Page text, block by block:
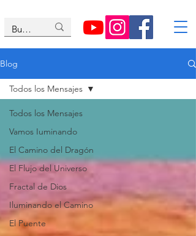
Blog
Todos los Mensajes
Vamos Iuminando
El Camino del Dragón
El Flujo del Universo
Fractal de Dios
Iluminando el Camino
El Puente
Todos los Mensajes